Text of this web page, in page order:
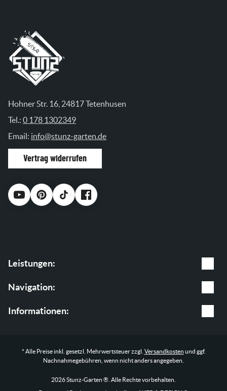
Hohner Str. 16, 24817 Tetenhusen
Tel.: 0 178 1302349
Email: info@stunz-garten.de
Vertrag widerrufen
Leistungen:
Gartenpflege
Baumpflege
Navigation:
Leistungen
Informationen:
Impressum
Datenschutz
* Alle Preise inkl. gesetzl. Mehrwertsteuer zzgl. Versandkosten und ggf.
Nachnahmegebühren, wenn nicht anders angegeben.
2026 Stunz-Garten ®. Alle Rechte vorbehalten.